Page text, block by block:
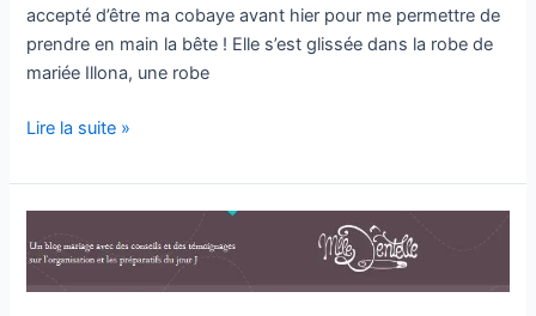
accepté d’être ma cobaye avant hier pour me permettre de
prendre en main la bête ! Elle s’est glissée dans la robe de
mariée Illona, une robe
Lire la suite »
joli
mariage